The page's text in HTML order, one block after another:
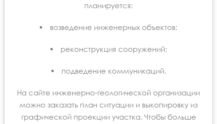
планируется:
возведение инженерных объектов;
реконструкция сооружений;
подведение коммуникаций.
На сайте инженерно-геологической организации
можно заказать план ситуации и выкопировку из
графической проекции участка. Чтобы больше